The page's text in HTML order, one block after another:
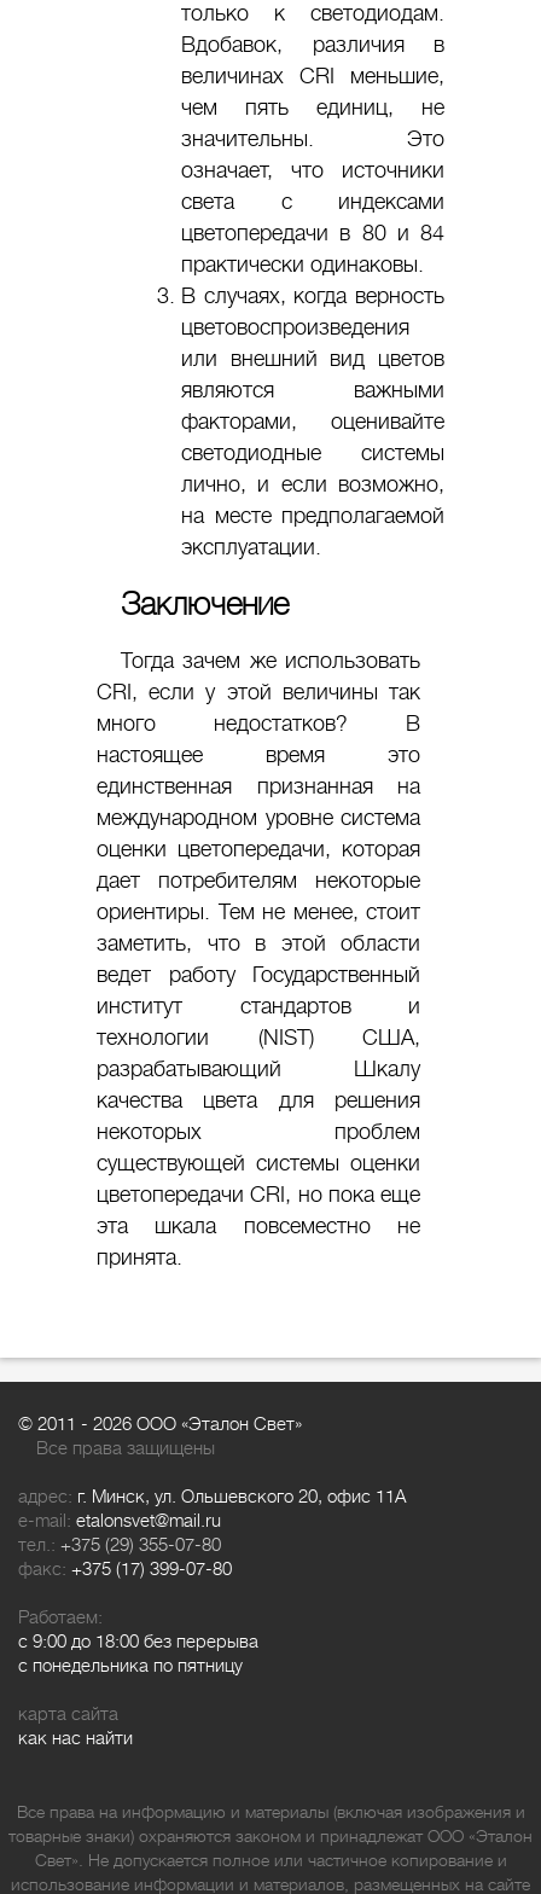
только к светодиодам.
Вдобавок, различия в
величинах CRI меньшие,
чем пять единиц, не
значительны. Это
означает, что источники
света с индексами
цветопередачи в 80 и 84
практически одинаковы.
В случаях, когда верность
цветовоспроизведения
или внешний вид цветов
являются важными
факторами, оценивайте
светодиодные системы
лично, и если возможно,
на месте предполагаемой
эксплуатации.
Заключение
Тогда зачем же использовать
CRI, если у этой величины так
много недостатков? В
настоящее время это
единственная признанная на
международном уровне система
оценки цветопередачи, которая
дает потребителям некоторые
ориентиры. Тем не менее, стоит
заметить, что в этой области
ведет работу Государственный
институт стандартов и
технологии (NIST) США,
разрабатывающий Шкалу
качества цвета для решения
некоторых проблем
существующей системы оценки
цветопередачи CRI, но пока еще
эта шкала повсеместно не
принята.
© 2011 - 2026 ООО «Эталон Свет»
Все права защищены
адрес: г. Минск, ул. Ольшевского 20, офис 11А
e-mail: etalonsvet@mail.ru
тел.: +375 (29) 355-07-80
факс: +375 (17) 399-07-80
Работаем:
с 9:00 до 18:00 без перерыва
с понедельника по пятницу
карта сайта
как нас найти
Все права на информацию и материалы (включая изображения и
товарные знаки) охраняются законом и принадлежат ООО «Эталон
Свет». Не допускается полное или частичное копирование и
использование информации и материалов, размещенных на сайте